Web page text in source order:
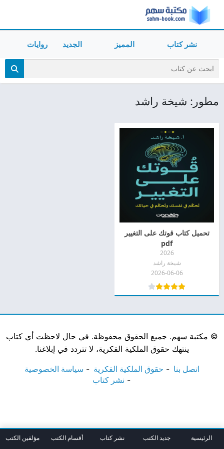
نشر كتاب المميز الجديد روايات
مطور: شيخة راشد
تحميل كتاب قوتك على التغيير
pdf
2026
شيخة راشد
2026-06-06
© مكتبة سهم. جميع الحقوق محفوظة. في حال لاحظت أي كتاب
ينتهك حقوق الملكية الفكرية، لا تتردد في إبلاغنا.
اتصل بنا حقوق الملكية الفكرية
سياسة الخصوصية
نشر كتاب
الرئيسية جديد الكتب نشر كتاب أقسام الكتب مؤلفين الكتب